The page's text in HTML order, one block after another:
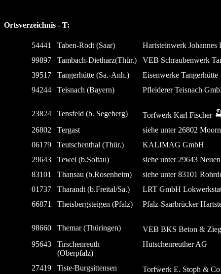
Ortsverzeichnis - T:
54441 Taben-Rodt (Saar)
Hartsteinwerk
99897
Tambach-Dietharz(Thür.)
VEB Schraubenwerk
39517
Tangerhütte (Sa.-Anh.)
Eisenwerke Tangerhütte
94244
Teisnach (Bayern) Pfleiderer Teisnach
23824 Tensfeld (b. Segeberg)
Torfwerk Karl Fischer
26802
Tergast
siehe unter 26802
06179
Teutschenthal (Thür.)
KALIMAG GmbH
29643
Tewel (b.Soltau)
siehe unter 29643
83101
Thansau (b.Rosenheim)
siehe unter 83101
01737
Tharandt (b.Freital/Sa.)
LRT GmbH
66871
Theisbergsteigen (Pfalz) Pfalz-Saarbrücker
98660 Themar (Thüringen)
VEB BKS Beton &
95643
Tirschenreuth
(Oberpfalz)
Hutschenreuther AG
27419 Tiste-Burgsittensen
Torfwerk E. Stoph &